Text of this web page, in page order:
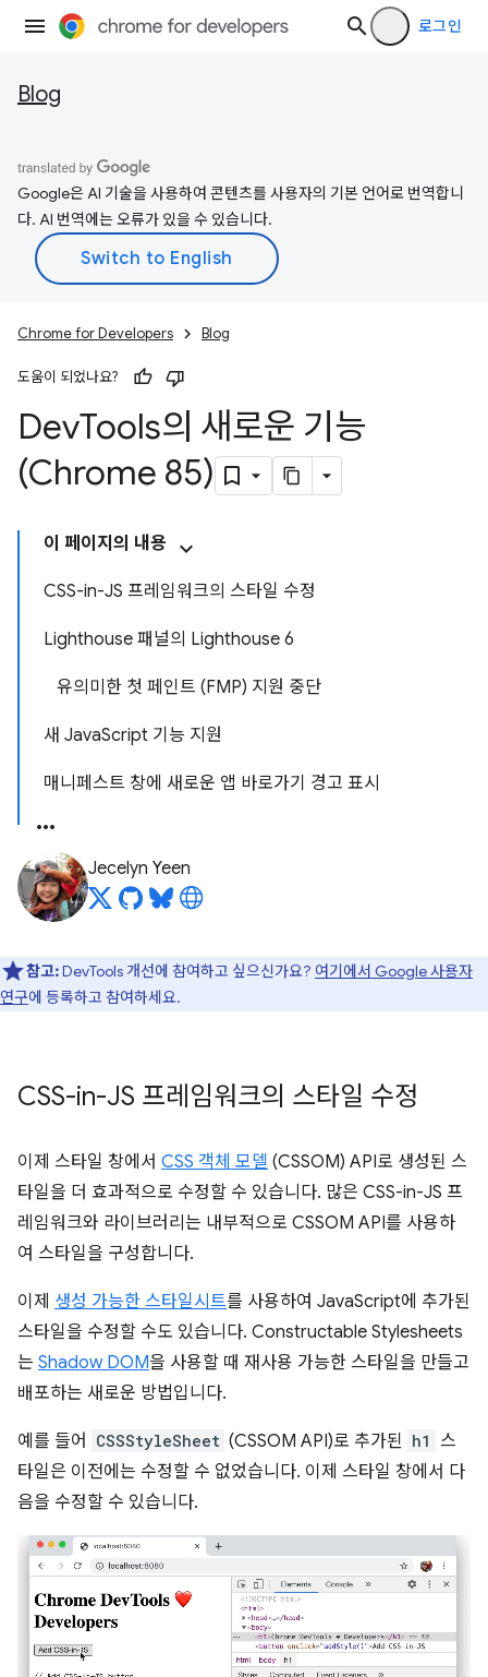
로그인
Blog
Google은 AI 기술을 사용하여 콘텐츠를 사용자의 기본 언어로 번역합니
다. AI 번역에는 오류가 있을 수 있습니다.
Chrome for Developers Blog
도움이 되었나요?
DevTools의 새로운 기능
(Chrome 85)
이 페이지의 내용
CSS-in-JS 프레임워크의 스타일 수정
Lighthouse 패널의 Lighthouse 6
유의미한 첫 페인트 (FMP) 지원 중단
새 JavaScript 기능 지원
매니페스트 창에 새로운 앱 바로가기 경고 표시
Jecelyn Yeen
참고:DevTools 개선에 참여하고 싶으신가요? 여기에서 Google 사용자
연구에 등록하고 참여하세요.
CSS-in-JS 프레임워크의 스타일 수정
이제 스타일 창에서 CSS 객체 모델 (CSSOM) API로 생성된 스
타일을 더 효과적으로 수정할 수 있습니다. 많은 CSS-in-JS 프
레임워크와 라이브러리는 내부적으로 CSSOM API를 사용하
여 스타일을 구성합니다.
이제 생성 가능한 스타일시트를 사용하여 JavaScript에 추가된
스타일을 수정할 수도 있습니다. Constructable Stylesheets
는 Shadow DOM을 사용할 때 재사용 가능한 스타일을 만들고
배포하는 새로운 방법입니다.
예를 들어 CSSStyleSheet (CSSOM API)로 추가된 h1 스
타일은 이전에는 수정할 수 없었습니다. 이제 스타일 창에서 다
음을 수정할 수 있습니다.